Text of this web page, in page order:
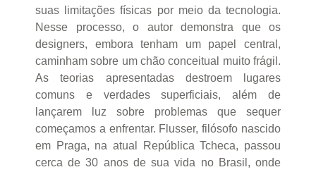
suas limitações físicas por meio da tecnologia.
Nesse processo, o autor demonstra que os
designers, embora tenham um papel central,
caminham sobre um chão conceitual muito frágil.
As teorias apresentadas destroem lugares
comuns e verdades superficiais, além de
lançarem luz sobre problemas que sequer
começamos a enfrentar. Flusser, filósofo nascido
em Praga, na atual República Tcheca, passou
cerca de 30 anos de sua vida no Brasil, onde